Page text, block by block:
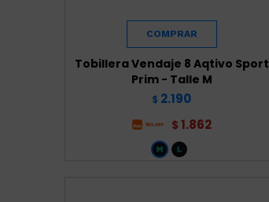
Tobillera Vendaje 8 Aqtivo Sport
Prim - Talle M
$ 2.190
$ 1.862